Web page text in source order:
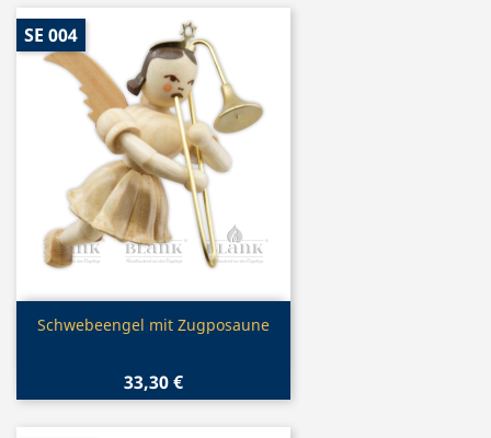
Vorschau
Schwebeengel mit Zugposaune
33,30 €
SE 004